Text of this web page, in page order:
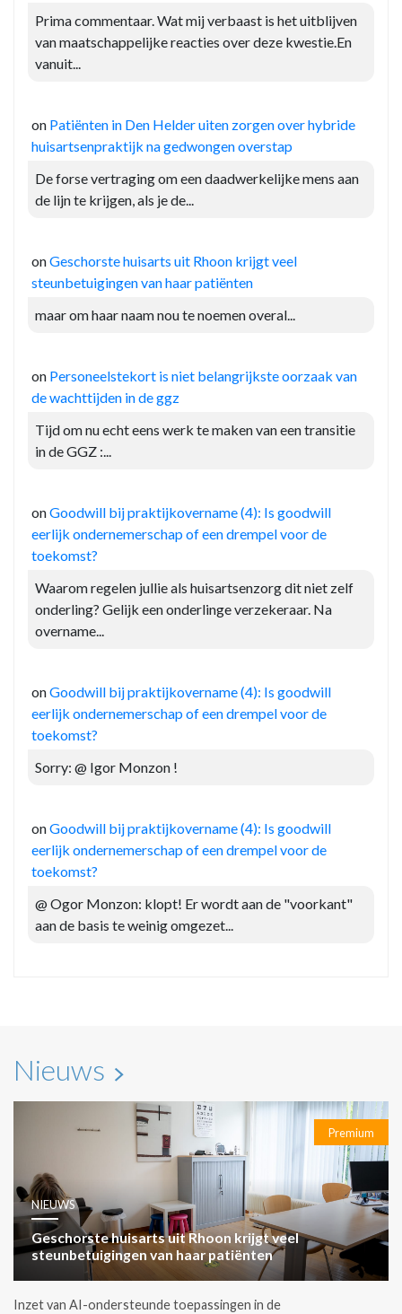
Prima commentaar. Wat mij verbaast is het uitblijven
van maatschappelijke reacties over deze kwestie.En
vanuit...
on Patiënten in Den Helder uiten zorgen over hybride
huisartsenpraktijk na gedwongen overstap
De forse vertraging om een daadwerkelijke mens aan
de lijn te krijgen, als je de...
onGeschorste huisarts uit Rhoon krijgt veel
steunbetuigingen van haar patiënten
maar om haar naam nou te noemen overal...
on Personeelstekort is niet belangrijkste oorzaak van
de wachttijden in de ggz
Tijd om nu echt eens werk te maken van een transitie
in de GGZ :...
onGoodwill bij praktijkovername (4): Is goodwill
eerlijk ondernemerschap of een drempel voor de
toekomst?
Waarom regelen jullie als huisartsenzorg dit niet zelf
onderling? Gelijk een onderlinge verzekeraar. Na
overname...
onGoodwill bij praktijkovername (4): Is goodwill
eerlijk ondernemerschap of een drempel voor de
toekomst?
Sorry: @ Igor Monzon !
onGoodwill bij praktijkovername (4): Is goodwill
eerlijk ondernemerschap of een drempel voor de
toekomst?
@ Ogor Monzon: klopt! Er wordt aan de "voorkant"
aan de basis te weinig omgezet...
Nieuws
Premium
NIEUWS
Geschorste huisarts uit Rhoon krijgt veel
steunbetuigingen van haar patiënten
Inzet van AI-ondersteunde toepassingen in de